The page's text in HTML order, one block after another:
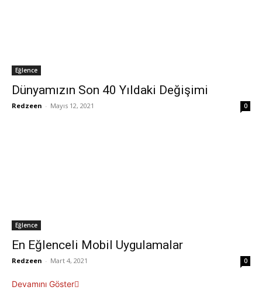
Eğlence
Dünyamızın Son 40 Yıldaki Değişimi
Redzeen - Mayıs 12, 2021 0
Eğlence
En Eğlenceli Mobil Uygulamalar
Redzeen - Mart 4, 2021 0
Devamını Göster